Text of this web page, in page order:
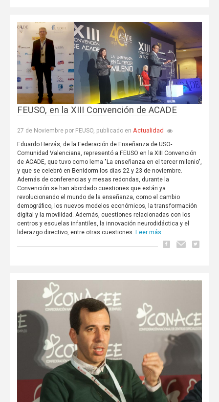
FEUSO, en la XIII Convención de ACADE
27 de Noviembre por FEUSO, publicado en Actualidad
Eduardo Hervás, de la Federación de Enseñanza de USO-
Comunidad Valenciana, representó a FEUSO en la XIII Convención
de ACADE, que tuvo como lema "La enseñanza en el tercer milenio",
y que se celebró en Benidorm los días 22 y 23 de noviembre.
Además de conferencias y mesas redondas, durante la
Convención se han abordado cuestiones que están ya
revolucionando el mundo de la enseñanza, como el cambio
demográfico, los nuevos modelos económicos, la transformación
digital y la movilidad. Además, cuestiones relacionadas con los
centros y escuelas infantiles, la innovación neurodidáctica y el
liderazgo directivo, entre otras cuestiones. Leer más